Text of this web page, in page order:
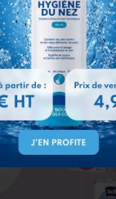
pour les hommes et
incontinence urinaire.
DÉCOUVRIR LA GAMME